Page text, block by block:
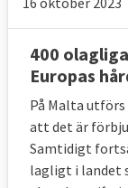
400
Europas
På Malta
att det är
Samtidigt
lagligt i landet